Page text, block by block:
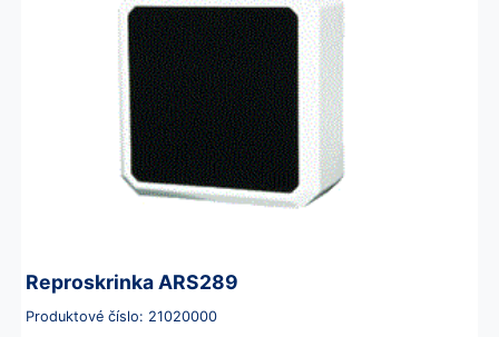
Reproskrinka ARS289
Produktové číslo: 21020000